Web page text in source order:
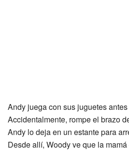
Andy juega con sus juguetes
Accidentalmente, rompe el brazo
Andy lo deja en un estante para
Desde allí, Woody ve que la